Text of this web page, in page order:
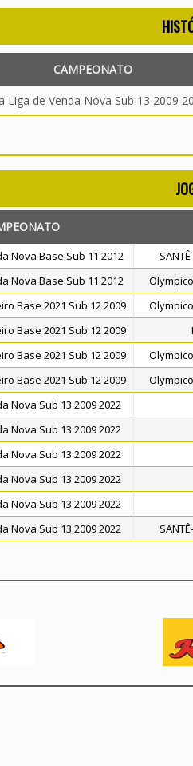
CAMPEONATO
Liga de Venda Nova Sub 13 2009
Nova Base Sub 11 2012
Nova Base Sub 11 2012
Base 2021 Sub 12 2009
Base 2021 Sub 12 2009
Base 2021 Sub 12 2009
Base 2021 Sub 12 2009
Nova Sub 13 2009 2022
Nova Sub 13 2009 2022
Nova Sub 13 2009 2022
Nova Sub 13 2009 2022
Nova Sub 13 2009 2022
Nova Sub 13 2009 2022